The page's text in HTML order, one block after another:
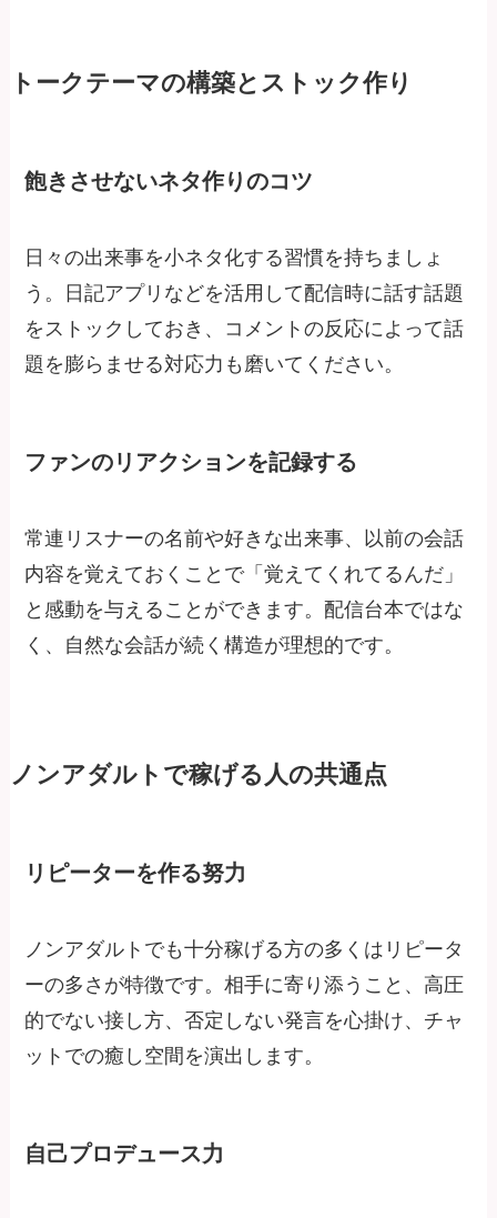
トークテーマの構築とストック作り
飽きさせないネタ作りのコツ
日々の出来事を小ネタ化する習慣を持ちましょ
う。日記アプリなどを活用して配信時に話す話題
をストックしておき、コメントの反応によって話
題を膨らませる対応力も磨いてください。
ファンのリアクションを記録する
常連リスナーの名前や好きな出来事、以前の会話
内容を覚えておくことで「覚えてくれてるんだ」
と感動を与えることができます。配信台本ではな
く、自然な会話が続く構造が理想的です。
ノンアダルトで稼げる人の共通点
リピーターを作る努力
ノンアダルトでも十分稼げる方の多くはリピータ
ーの多さが特徴です。相手に寄り添うこと、高圧
的でない接し方、否定しない発言を心掛け、チャ
ットでの癒し空間を演出します。
自己プロデュース力